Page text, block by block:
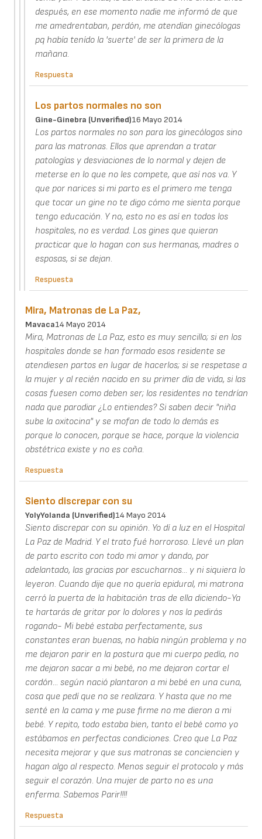
después, en ese momento nadie me informó de que
me amedrentaban, perdón, me atendían ginecólogas
pq había tenído la 'suerte' de ser la primera de la
mañana.
Respuesta
Los partos normales no son
Gine-Ginebra (unverified)16 Mayo 2014
Los partos normales no son para los ginecólogos sino
para las matronas. Ellos que aprendan a tratar
patologías y desviaciones de lo normal y dejen de
meterse en lo que no les compete, que así nos va. Y
que por narices si mi parto es el primero me tenga
que tocar un gine no te digo cómo me sienta porque
tengo educación. Y no, esto no es así en todos los
hospitales, no es verdad. Los gines que quieran
practicar que lo hagan con sus hermanas, madres o
esposas, si se dejan.
Respuesta
Mira, Matronas de La Paz,
Mavaca14 Mayo 2014
Mira, Matronas de La Paz, esto es muy sencillo; si en los
hospitales donde se han formado esos residente se
atendiesen partos en lugar de hacerlos; si se respetase a
la mujer y al recién nacido en su primer día de vida, si las
cosas fuesen como deben ser; los residentes no tendrían
nada que parodiar ¿Lo entiendes? Si saben decir "niña
sube la oxitocina" y se mofan de todo lo demás es
porque lo conocen, porque se hace, porque la violencia
obstétrica existe y no es coña.
Respuesta
Siento discrepar con su
YolyYolanda (unverified)14 Mayo 2014
Siento discrepar con su opinión. Yo dí a luz en el Hospital
La Paz de Madrid. Y el trato fué horroroso. Llevé un plan
de parto escrito con todo mi amor y dando, por
adelantado, las gracias por escucharnos... y ni siquiera lo
leyeron. Cuando dije que no quería epidural, mi matrona
cerró la puerta de la habitación tras de ella diciendo-Ya
te hartarás de gritar por lo dolores y nos la pedirás
rogando- Mi bebé estaba perfectamente, sus
constantes eran buenas, no había ningún problema y no
me dejaron parir en la postura que mi cuerpo pedía, no
me dejaron sacar a mi bebé, no me dejaron cortar el
cordón... según nació plantaron a mi bebé en una cuna,
cosa que pedí que no se realizara. Y hasta que no me
senté en la cama y me puse firme no me dieron a mi
bebé. Y repito, todo estaba bien, tanto el bebé como yo
estábamos en perfectas condiciones. Creo que La Paz
necesita mejorar y que sus matronas se conciencien y
hagan algo al respecto. Menos seguir el protocolo y más
seguir el corazón. Una mujer de parto no es una
enferma. Sabemos Parir!!!!
Respuesta